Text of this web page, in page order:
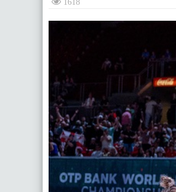
1618